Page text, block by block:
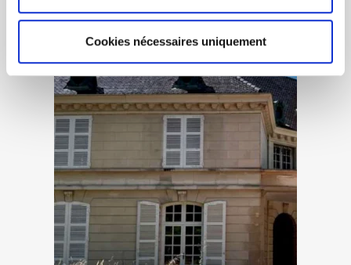
Cookies nécessaires uniquement